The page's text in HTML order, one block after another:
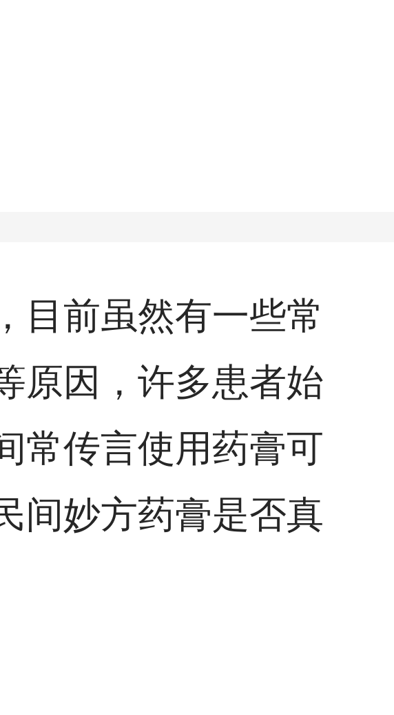
目前虽然有一些常
原因，许多患者始
常传言使用药膏可
间妙方药膏是否真